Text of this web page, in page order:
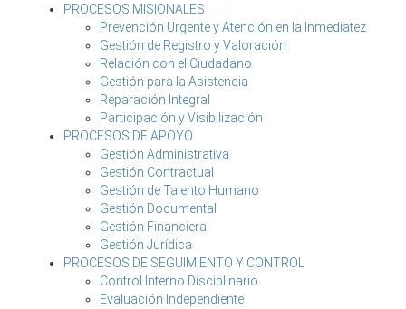
PROCESOS MISIONALES
Prevención Urgente y Atención en la Inmediatez
Gestión de Registro y Valoración
Relación con el Ciudadano
Gestión para la Asistencia
Reparación Integral
Participación y Visibilización
PROCESOS DE APOYO
Gestión Administrativa
Gestión Contractual
Gestión de Talento Humano
Gestión Documental
Gestión Financiera
Gestión Jurídica
PROCESOS DE SEGUIMIENTO Y CONTROL
Control Interno Disciplinario
Evaluación Independiente